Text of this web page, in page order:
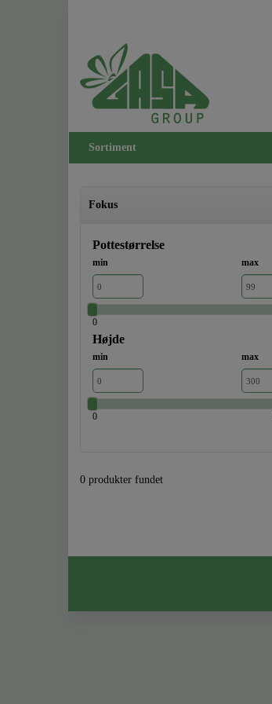
Sortiment
Fokus
Pottestørrelse
min max
0
Højde
min max
0
0 produkter fundet